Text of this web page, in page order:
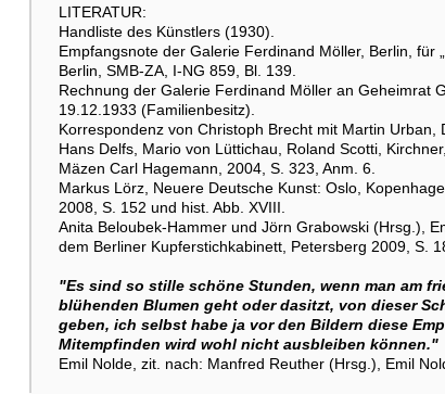
LITERATUR:
Handliste des Künstlers (1930).
Empfangsnote der Galerie Ferdinand Möller, Berlin, für „
Berlin, SMB-ZA, I-NG 859, Bl. 139.
Rechnung der Galerie Ferdinand Möller an Geheimrat
19.12.1933 (Familienbesitz).
Korrespondenz von Christoph Brecht mit Martin Urban,
Hans Delfs, Mario von Lüttichau, Roland Scotti,
Mäzen Carl Hagemann, 2004, S. 323, Anm. 6.
Markus Lörz, Neuere Deutsche Kunst: Oslo,
2008, S. 152 und hist. Abb. XVIII.
Anita Beloubek-Hammer und Jörn Grabowski (Hrsg.),
dem Berliner Kupferstichkabinett, Petersberg 2009, S.
"Es sind so stille schöne Stunden, wenn man am
blühenden Blumen geht oder dasitzt, von dieser
geben, ich selbst habe ja vor den Bildern diese
Mitempfinden wird wohl nicht ausbleiben können."
Emil Nolde, zit. nach: Manfred Reuther (Hrsg.), Emil